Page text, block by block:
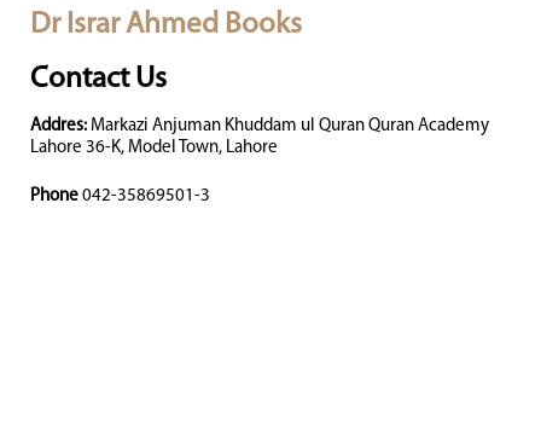
Dr Israr Ahmed Books
Contact Us
Addres: Markazi Anjuman Khuddam ul Quran Quran Academy
Lahore 36-K, Model Town, Lahore
Phone 042-35869501-3